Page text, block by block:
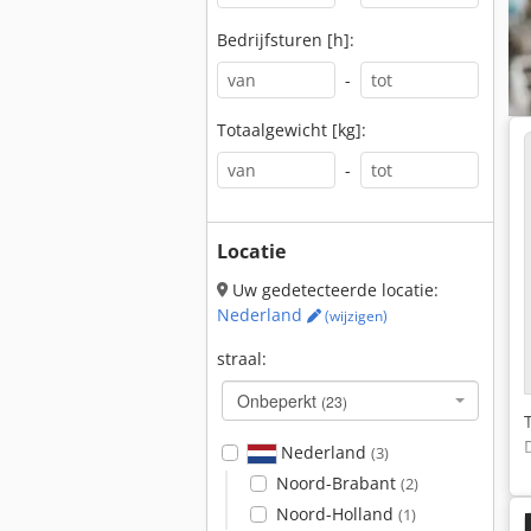
Bedrijfsturen [h]:
-
Totaalgewicht [kg]:
-
Locatie
Uw gedetecteerde locatie:
Nederland
(wijzigen)
straal:
Onbeperkt (23)
Nederland (3)
Noord-Brabant (2)
Noord-Holland (1)